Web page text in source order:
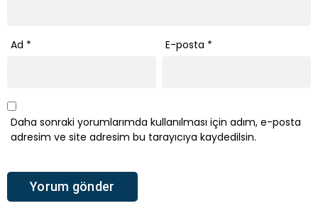
Ad * E-posta *
Daha sonraki yorumlarımda kullanılması için adım, e-posta
adresim ve site adresim bu tarayıcıya kaydedilsin.